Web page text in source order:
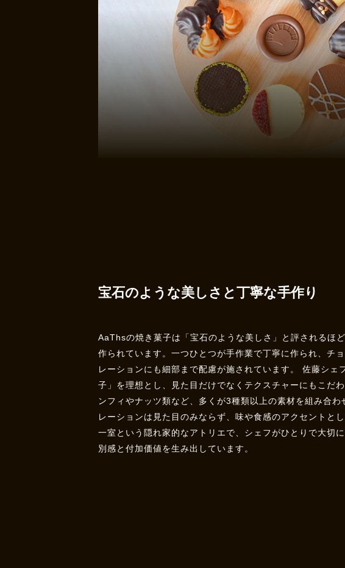
宝石のような美しさと丁寧な手作り
AaThsの焼き菓子は「宝石のような美しさ」と評されるほ
作られています。一つひとつが手作業で丁寧に作られ、チ
レーションにも細部まで配慮が施されています。 佐藤シェ
子」を理想とし、見た目だけでなくテクスチャーにもこだ
ンフィやナッツ類など、多くが3種類以上の素材を組み合
レーションは見た目のみならず、味や食感のアクセントと
一室という隠れ家的なアトリエで、シェフがひとりで大切
別感と付加価値を生み出しています。